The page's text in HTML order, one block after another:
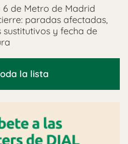
6 de Metro de Madrid
paradas afectadas,
sustitutivos y fecha de
la lista